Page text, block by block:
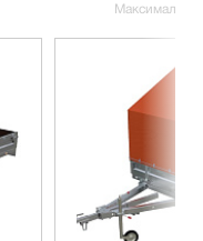
Максимальная